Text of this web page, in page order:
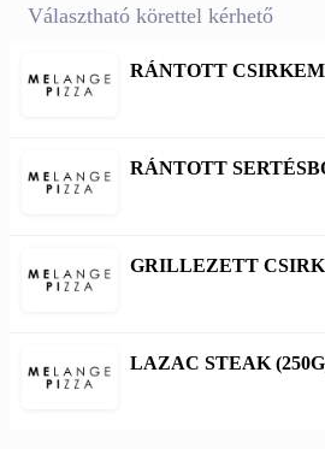
Választható körettel kérhető
RÁNTOTT
RÁNTOTT
GRILLEZETT
LAZAC STEAK